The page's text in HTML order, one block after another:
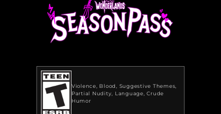
Violence Blood Suggestive Themes
Partial Nudity Language Crude
Humor